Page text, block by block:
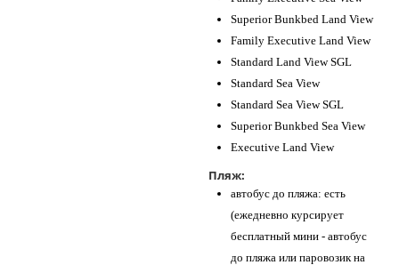
Superior Bunkbed Land View
Family Executive Land View
Standard Land View SGL
Standard Sea View
Standard Sea View SGL
Superior Bunkbed Sea View
Executive Land View
Пляж:
автобус до пляжа: есть
(ежедневно курсирует
бесплатный мини - автобус
до пляжа или паровозик на